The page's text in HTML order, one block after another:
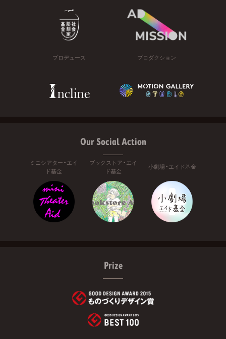
プロデュース プロダクション
Our Social Action
ミニシアター・エイ
ド基金
ブックストア・エイ
ド基金
小劇場・エイド基金
Prize